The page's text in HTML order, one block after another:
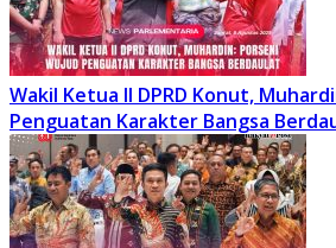
Wakil Ketua II DPRD Konut,
Penguatan Karakter Bangsa